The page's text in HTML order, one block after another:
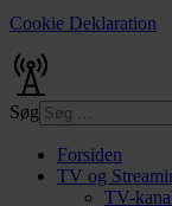
Cookie Deklaration
Søg
Forsiden
TV og
TV-